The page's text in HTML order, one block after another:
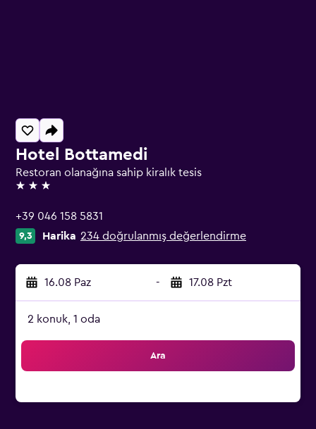
Hotel Bottamedi
Restoran olanağına sahip kiralık tesis
3 yıldız
+39 046 158 5831
9,3 Harika 234 doğrulanmış değerlendirme
16.08 Paz - 17.08 Pzt
2 konuk, 1 oda
Ara